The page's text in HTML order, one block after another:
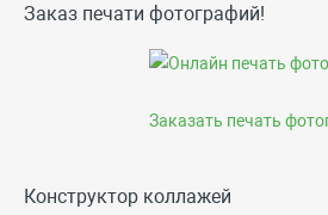
Заказ печати фотографий!
Заказать печать
Конструктор коллажей